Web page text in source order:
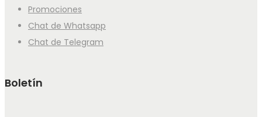
Promociones
Chat de Whatsapp
Chat de Telegram
Boletín